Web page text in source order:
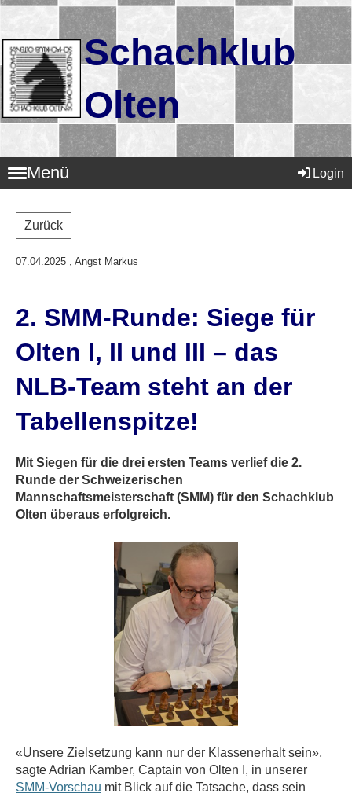
Schachklub
Olten
Menü Login
Zurück
07.04.2025 , Angst Markus
2. SMM-Runde: Siege für
Olten I, II und III – das
NLB-Team steht an der
Tabellenspitze!
Mit Siegen für die drei ersten Teams verlief die 2.
Runde der Schweizerischen
Mannschaftsmeisterschaft (SMM) für den Schachklub
Olten überaus erfolgreich.
«Unsere Zielsetzung kann nur der Klassenerhalt sein»,
sagte Adrian Kamber, Captain von Olten I, in unserer
SMM-Vorschau mit Blick auf die Tatsache, dass sein